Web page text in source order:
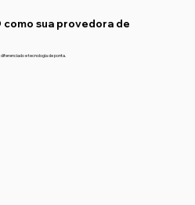
como sua provedora de
e tecnologia de ponta.